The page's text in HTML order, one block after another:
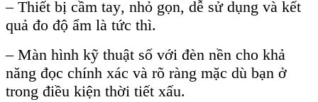
– Thiết bị cầm tay, nhỏ gọn, dễ sử dụng và kết
quả đo độ ẩm là tức thì.
– Màn hình kỹ thuật số với đèn nền cho khả
năng đọc chính xác và rõ ràng mặc dù bạn ở
trong điều kiện thời tiết xấu.